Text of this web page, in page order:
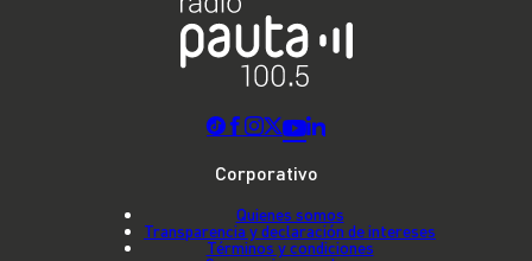
Corporativo
Quienes somos
Transparencia y declaración de intereses
Términos y condiciones